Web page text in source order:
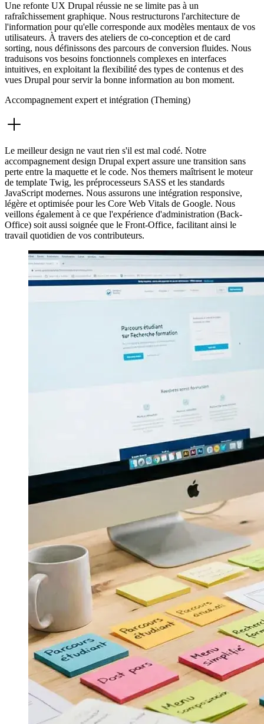
Une refonte UX Drupal réussie ne se limite pas à un
rafraîchissement graphique. Nous restructurons l'architecture de
l'information pour qu'elle corresponde aux modèles mentaux de vos
utilisateurs. À travers des ateliers de co-conception et de card
sorting, nous définissons des parcours de conversion fluides. Nous
traduisons vos besoins fonctionnels complexes en interfaces
intuitives, en exploitant la flexibilité des types de contenus et des
vues Drupal pour servir la bonne information au bon moment.
Accompagnement expert et intégration (Theming)
Le meilleur design ne vaut rien s'il est mal codé. Notre
accompagnement design Drupal expert assure une transition sans
perte entre la maquette et le code. Nos themers maîtrisent le moteur
de template Twig, les préprocesseurs SASS et les standards
JavaScript modernes. Nous assurons une intégration responsive,
légère et optimisée pour les Core Web Vitals de Google. Nous
veillons également à ce que l'expérience d'administration (Back-
Office) soit aussi soignée que le Front-Office, facilitant ainsi le
travail quotidien de vos contributeurs.